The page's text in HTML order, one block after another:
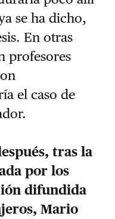
se ha dicho,
En otras
profesores
el caso de
tras la
por los
difundida
Mario